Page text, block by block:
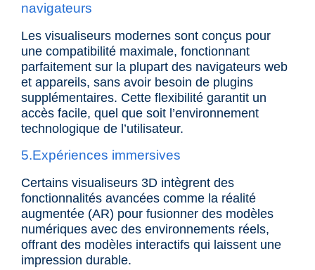
navigateurs
Les visualiseurs modernes sont conçus pour
une compatibilité maximale, fonctionnant
parfaitement sur la plupart des navigateurs web
et appareils, sans avoir besoin de plugins
supplémentaires. Cette flexibilité garantit un
accès facile, quel que soit l’environnement
technologique de l’utilisateur.
5.Expériences immersives
Certains visualiseurs 3D intègrent des
fonctionnalités avancées comme la réalité
augmentée (AR) pour fusionner des modèles
numériques avec des environnements réels,
offrant des modèles interactifs qui laissent une
impression durable.